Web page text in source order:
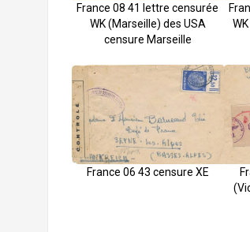
France 08 41 lettre censurée
WK (Marseille) des USA
censure Marseille
France 06 43 censure XE